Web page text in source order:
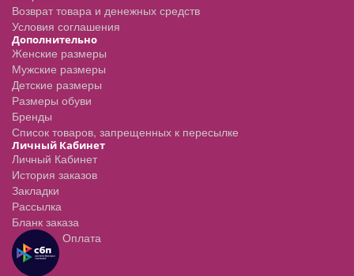
Возврат товара и денежных средств
Условия соглашения
Дополнительно
Женские размеры
Мужские размеры
Детские размеры
Размеры обуви
Бренды
Список товаров, запрещенных к пересылке
Личный Кабинет
Личный Кабинет
История заказов
Закладки
Рассылка
Бланк заказа
Оплата